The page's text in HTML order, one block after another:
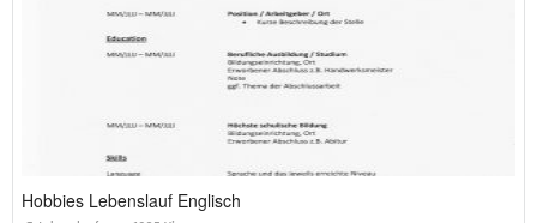
Hobbies Lebenslauf Englisch